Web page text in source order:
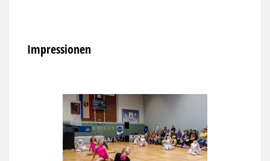
Impressionen